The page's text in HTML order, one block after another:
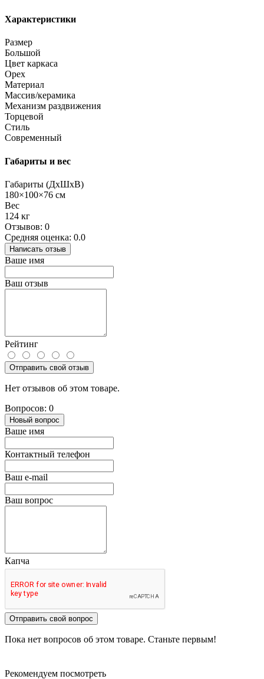
Характеристики
Размер
Большой
Цвет каркаса
Орех
Материал
Массив/керамика
Механизм раздвижения
Торцевой
Стиль
Современный
Габариты и вес
Габариты (ДхШхВ)
180×100×76 см
Вес
124 кг
Отзывов: 0
Средняя оценка: 0.0
Написать отзыв
Ваше имя
Ваш отзыв
Рейтинг
Отправить свой отзыв
Нет отзывов об этом товаре.
Вопросов: 0
Новый вопрос
Ваше имя
Контактный телефон
Ваш e-mail
Ваш вопрос
Капча
Отправить свой вопрос
Пока нет вопросов об этом товаре. Станьте первым!
Рекомендуем посмотреть